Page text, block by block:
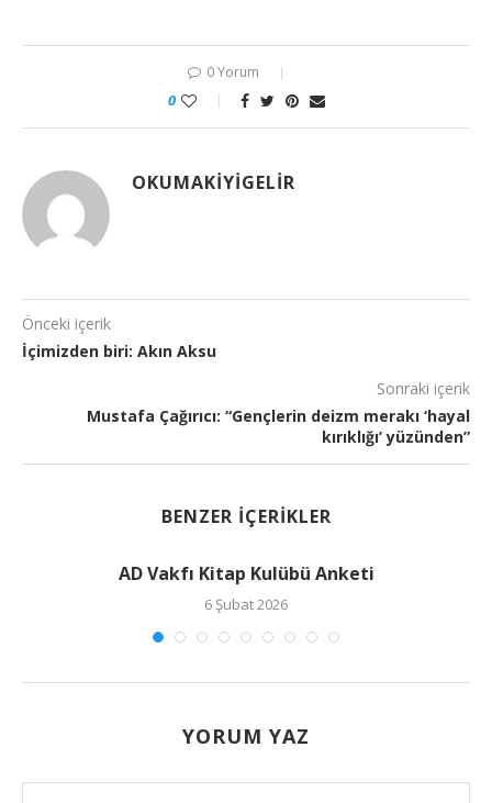
0 Yorum
0
OKUMAKIYIGELIR
Önceki içerik
İçimizden biri: Akın Aksu
Sonraki içerik
Mustafa Çağırıcı: “Gençlerin deizm merakı ‘hayal
kırıklığı’ yüzünden”
BENZER İÇERIKLER
AD Vakfı Kitap Kulübü Anketi
6 Şubat 2026
YORUM YAZ